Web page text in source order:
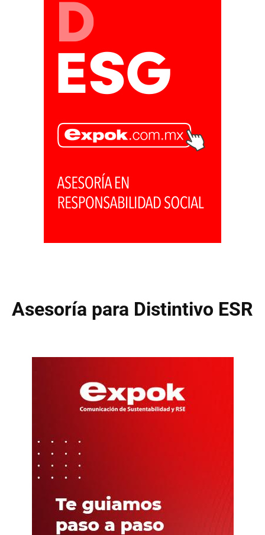
Asesoría para Distintivo ESR